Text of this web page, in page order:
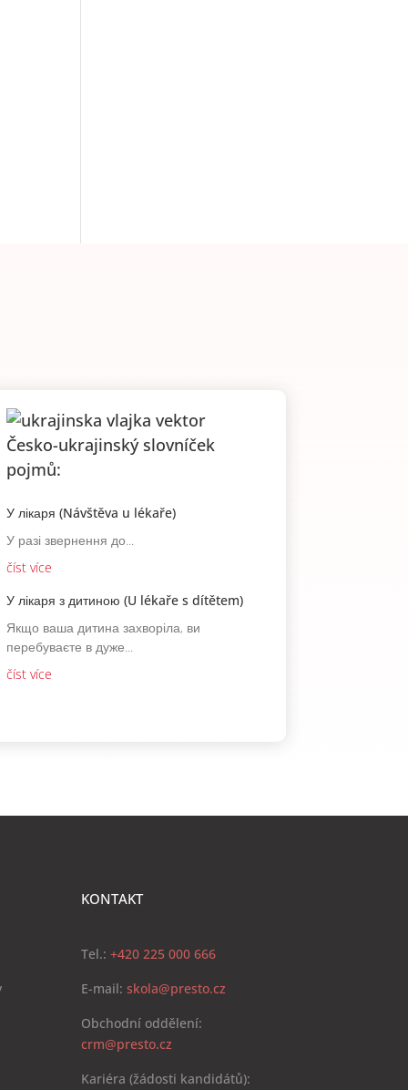
Česko-ukrajinský slovníček
pojmů:
У лікаря (Návštěva u lékaře)
У разі звернення до...
číst více
У лікаря з дитиною (U lékaře s dítětem)
Якщо ваша дитина захворіла, ви
перебуваєте в дуже...
číst více
KONTAKT
Tel.:+420 225 000 666
E-mail:skola@presto.cz
Obchodní oddělení:
crm@presto.cz
Kariéra (žádosti kandidátů):